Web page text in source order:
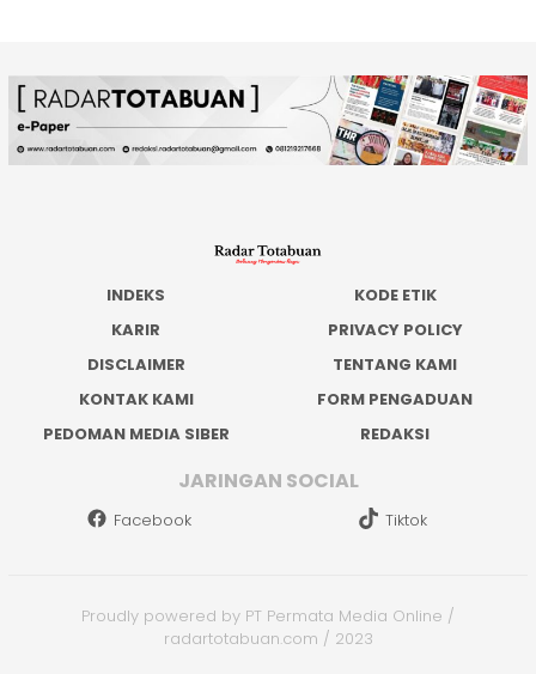
INDEKS
KODE ETIK
KARIR
PRIVACY POLICY
DISCLAIMER
TENTANG KAMI
KONTAK KAMI
FORM PENGADUAN
PEDOMAN MEDIA SIBER
REDAKSI
JARINGAN SOCIAL
Facebook Tiktok
Proudly powered by PT Permata Media Online /
radartotabuan.com / 2023